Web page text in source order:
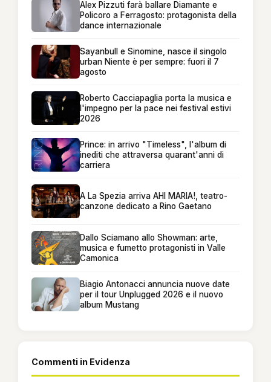
Alex Pizzuti farà ballare Diamante e
Policoro a Ferragosto: protagonista della
dance internazionale
Sayanbull e Sinomine, nasce il singolo
urban Niente è per sempre: fuori il 7
agosto
Roberto Cacciapaglia porta la musica e
l'impegno per la pace nei festival estivi
2026
Prince: in arrivo "Timeless", l'album di
inediti che attraversa quarant'anni di
carriera
A La Spezia arriva AHI MARIA!, teatro-
canzone dedicato a Rino Gaetano
Dallo Sciamano allo Showman: arte,
musica e fumetto protagonisti in Valle
Camonica
Biagio Antonacci annuncia nuove date
per il tour Unplugged 2026 e il nuovo
album Mustang
Commenti in Evidenza